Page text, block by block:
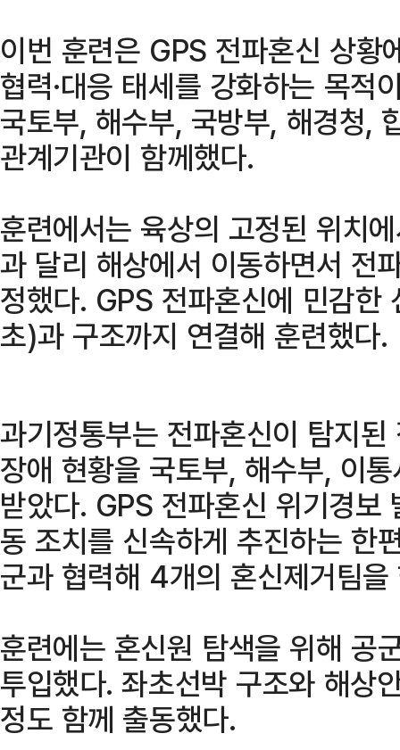
이번 훈련은 GPS 전파혼신 상황
협력·대응 태세를 강화하는 목적
국토부, 해수부, 국방부, 해경청,
관계기관이 함께했다.
훈련에서는 육상의 고정된 위치
과 달리 해상에서 이동하면서 전
정했다. GPS 전파혼신에 민감한
초)과 구조까지 연결해 훈련했다.
과기정통부는 전파혼신이 탐지
장애 현황을 국토부, 해수부, 이
받았다. GPS 전파혼신 위기경보
동 조치를 신속하게 추진하는 한
군과 협력해 4개의 혼신제거팀
훈련에는 혼신원 탐색을 위해 공
투입했다. 좌초선박 구조와 해상
정도 함께 출동했다.